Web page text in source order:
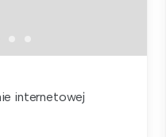
internetowej